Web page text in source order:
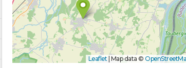
Leaflet Map data ©